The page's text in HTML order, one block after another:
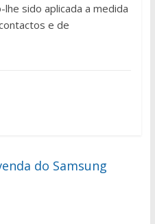
sido aplicada a medida
e de
do Samsung